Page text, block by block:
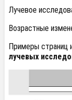
Лучевое
Возрастные
Примеры страниц
лучевых